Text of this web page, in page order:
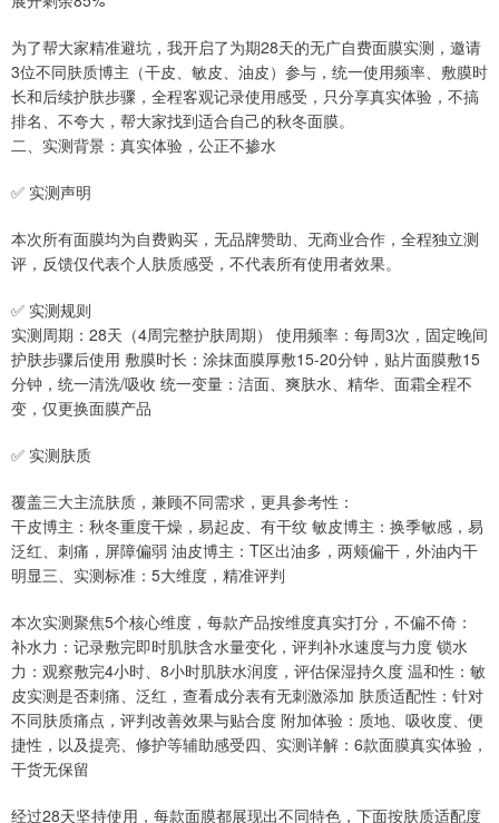
为了帮大家精准避坑，我开启了为期28天的无广自费面膜实测，邀请
3位不同肤质博主（干皮、敏皮、油皮）参与，统一使用频率、敷膜时
长和后续护肤步骤，全程客观记录使用感受，只分享真实体验，不搞
排名、不夸大，帮大家找到适合自己的秋冬面膜。
二、实测背景：真实体验，公正不掺水
✅ 实测声明
本次所有面膜均为自费购买，无品牌赞助、无商业合作，全程独立测
评，反馈仅代表个人肤质感受，不代表所有使用者效果。
✅ 实测规则
实测周期：28天（4周完整护肤周期） 使用频率：每周3次，固定晚间
护肤步骤后使用 敷膜时长：涂抹面膜厚敷15-20分钟，贴片面膜敷15
分钟，统一清洗/吸收 统一变量：洁面、爽肤水、精华、面霜全程不
变，仅更换面膜产品
✅ 实测肤质
覆盖三大主流肤质，兼顾不同需求，更具参考性：
干皮博主：秋冬重度干燥，易起皮、有干纹 敏皮博主：换季敏感，易
泛红、刺痛，屏障偏弱 油皮博主：T区出油多，两颊偏干，外油内干
明显三、实测标准：5大维度，精准评判
本次实测聚焦5个核心维度，每款产品按维度真实打分，不偏不倚：
补水力：记录敷完即时肌肤含水量变化，评判补水速度与力度 锁水
力：观察敷完4小时、8小时肌肤水润度，评估保湿持久度 温和性：敏
皮实测是否刺痛、泛红，查看成分表有无刺激添加 肤质适配性：针对
不同肤质痛点，评判改善效果与贴合度 附加体验：质地、吸收度、便
捷性，以及提亮、修护等辅助感受四、实测详解：6款面膜真实体验，
干货无保留
经过28天坚持使用，每款面膜都展现出不同特色，下面按肤质适配度